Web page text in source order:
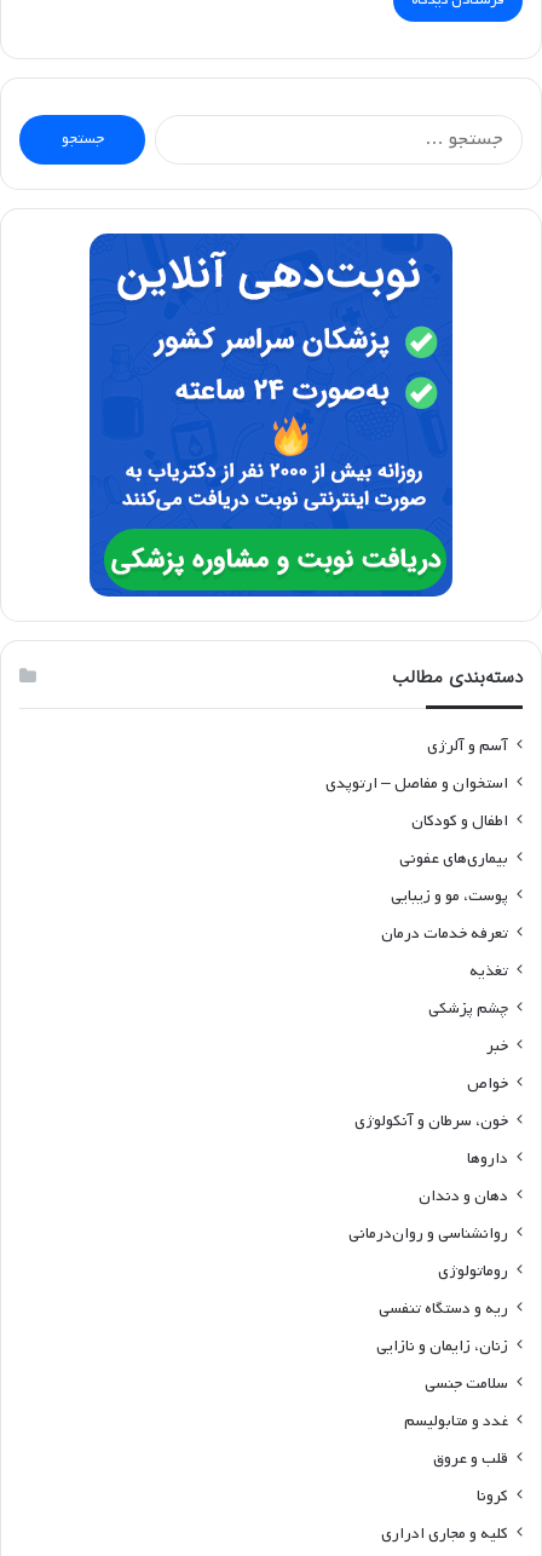
جستجو
برای:
دسته‌بندی مطالب
آسم و آلرژی
استخوان و مفاصل – ارتوپدی
اطفال و کودکان
بیماری‌های عفونی
پوست، مو و زیبایی
تعرفه خدمات درمان
تغذیه
چشم پزشکی
خبر
خواص
خون، سرطان و آنکولوژی
داروها
دهان و دندان
روانشناسی و روان‌درمانی
روماتولوژی
ریه و دستگاه تنفسی
زنان، زایمان و نازایی
سلامت جنسی
غدد و متابولیسم
قلب و عروق
کرونا
کلیه و مجاری ادراری